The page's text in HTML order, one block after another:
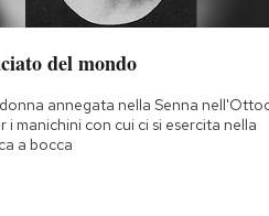
del mondo
annegata nella Senna
i manichini con cui ci si esercita nella
a bocca